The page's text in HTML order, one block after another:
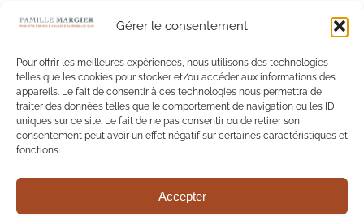
Gérer le consentement
Pour offrir les meilleures expériences, nous utilisons des technologies
telles que les cookies pour stocker et/ou accéder aux informations des
appareils. Le fait de consentir à ces technologies nous permettra de
traiter des données telles que le comportement de navigation ou les ID
uniques sur ce site. Le fait de ne pas consentir ou de retirer son
consentement peut avoir un effet négatif sur certaines caractéristiques et
fonctions.
Accepter